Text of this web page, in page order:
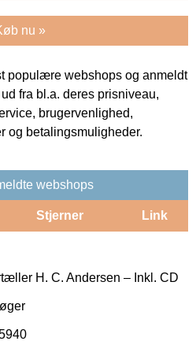
nu »
populære webshops og anmeldt
fra bl.a. deres prisniveau,
brugervenlighed,
og betalingsmuligheder.
webshops
Stjerner Link
H. C. Andersen – Inkl. CD